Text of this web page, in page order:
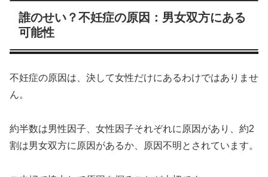
誰のせい？不妊症の原因：男女双方にある
可能性
不妊症の原因は、決して女性だけにあるわけではありませ
ん。
約半数は男性因子、女性因子それぞれに原因があり、約2
割は男女双方に原因があるか、原因不明とされています。